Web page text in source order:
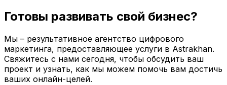
Готовы развивать свой бизнес?
Мы – результативное агентство цифрового
маркетинга, предоставляющее услуги в Astrakhan.
Свяжитесь с нами сегодня, чтобы обсудить ваш
проект и узнать, как мы можем помочь вам достичь
ваших онлайн-целей.